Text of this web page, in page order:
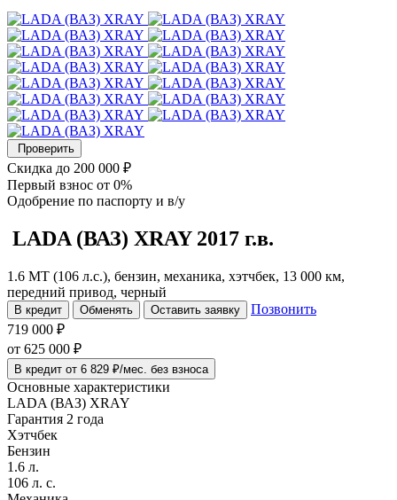
Проверить
Скидка до 200 000 ₽
Первый взнос от 0%
Одобрение по паспорту и в/у
LADA (ВАЗ) XRAY 2017 г.в.
1.6 MT (106 л.с.), бензин, механика, хэтчбек, 13 000 км,
передний привод, черный
В кредит Обменять Оставить заявку
Позвонить
719 000 ₽
от 625 000 ₽
В кредит от 6 829 ₽/мес. без взноса
Основные характеристики
LADA (ВАЗ) XRAY
Гарантия 2 года
Хэтчбек
Бензин
1.6 л.
106 л. с.